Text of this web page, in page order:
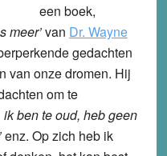
een boek,
meer’van Dr. Wayne
gedachten
van onze dromen. Hij
om te
ik ben te oud, heb geen
enz. Op zich heb ik